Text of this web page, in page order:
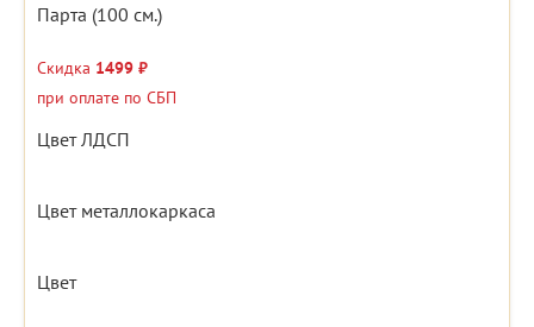
Парта (100 см.)
Скидка 1499 ₽
при оплате по СБП
Цвет ЛДСП
Цвет металлокаркаса
Цвет